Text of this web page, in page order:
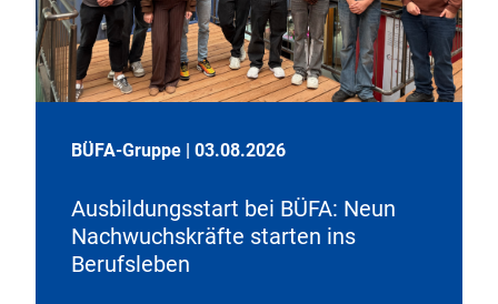
BÜFA-Gruppe | 03.08.2026
Ausbildungsstart bei BÜFA: Neun
Nachwuchskräfte starten ins
Berufsleben